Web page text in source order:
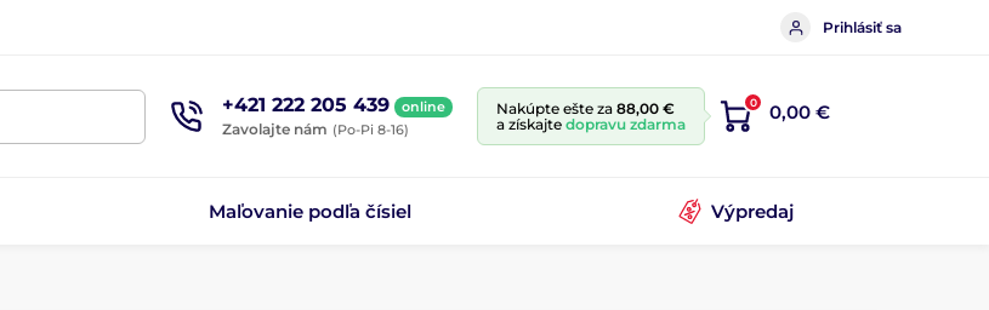
Prihlásiť sa
+421 222 205 439 online
Zavolajte nám (Po-Pi 8-16)
Nakúpte ešte za 88,00 €
a získajte dopravu zdarma
0 0,00 €
Maľovanie podľa čísiel Výpredaj